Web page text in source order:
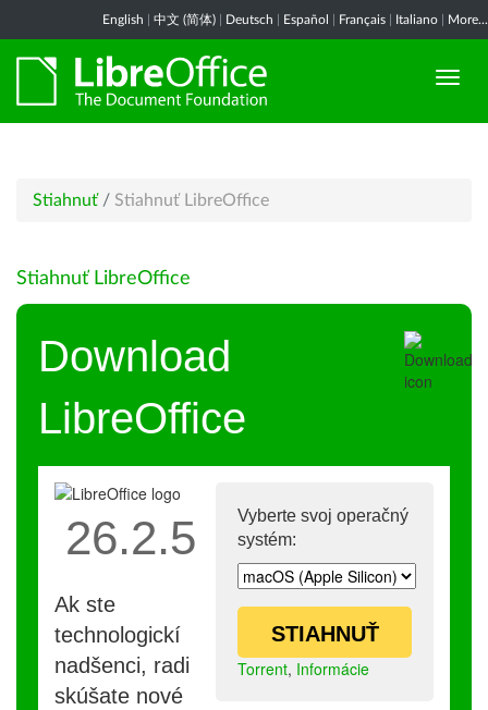
English 中文 (简体) Deutsch Español Français Italiano More...
Stiahnuť / Stiahnuť LibreOffice
Stiahnuť LibreOffice
Download
LibreOffice
Vyberte svoj operačný
systém:
STIAHNUŤ
Torrent, Informácie
26.2.5
Ak ste
technologickí
nadšenci, radi
skúšate nové